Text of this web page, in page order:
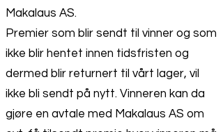
Makalaus AS.
Premier som blir sendt til vinner og som
ikke blir hentet innen tidsfristen og
dermed blir returnert til vårt lager, vil
ikke bli sendt på nytt. Vinneren kan da
gjøre en avtale med Makalaus AS om